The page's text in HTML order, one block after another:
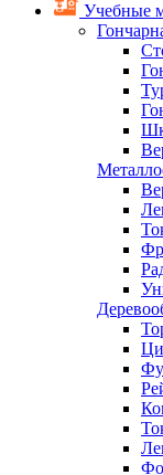
Учебные